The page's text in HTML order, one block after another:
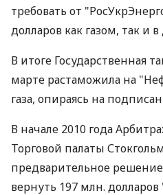
требовать от
долларов как газом, так и
В итоге Государственная
марте растаможила на
газа, опираясь на
В начале 2010 года
Торговой палаты
предварительное
вернуть 197 млн.